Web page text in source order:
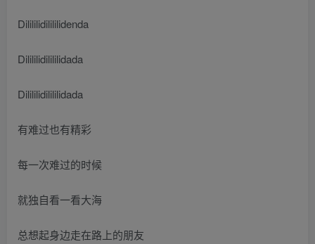
Dilililidilililidenda
Dilililidilililidada
Dilililidilililidada
有难过也有精彩
每一次难过的时候
就独自看一看大海
总想起身边走在路上的朋友